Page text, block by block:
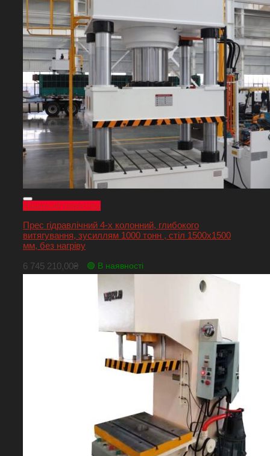
Швидкий перегляд
Прес гідравлічний 4-х колонний, глибокого
витягування, зусиллям 1000 тонн , стіл 1500х1500
мм, без нагріву
6 745 210,00₴ 🟢 В наявності